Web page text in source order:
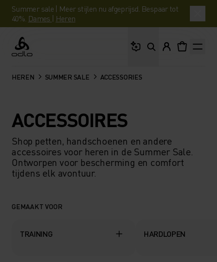
Summer sale | Meer stijlen nu afgeprijsd. Bespaar tot
40%. Dames | Heren
Odlo
HEREN SUMMER SALE ACCESSORIES
ACCESSOIRES
Shop petten, handschoenen en andere
accessoires voor heren in de Summer Sale.
Ontworpen voor bescherming en comfort
tijdens elk avontuur.
GEMAAKT VOOR
TRAINING HARDLOPEN